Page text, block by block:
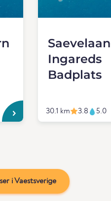
Ingareds
Badplats
30.1 km 3.8 5.0
i Vaestsverige